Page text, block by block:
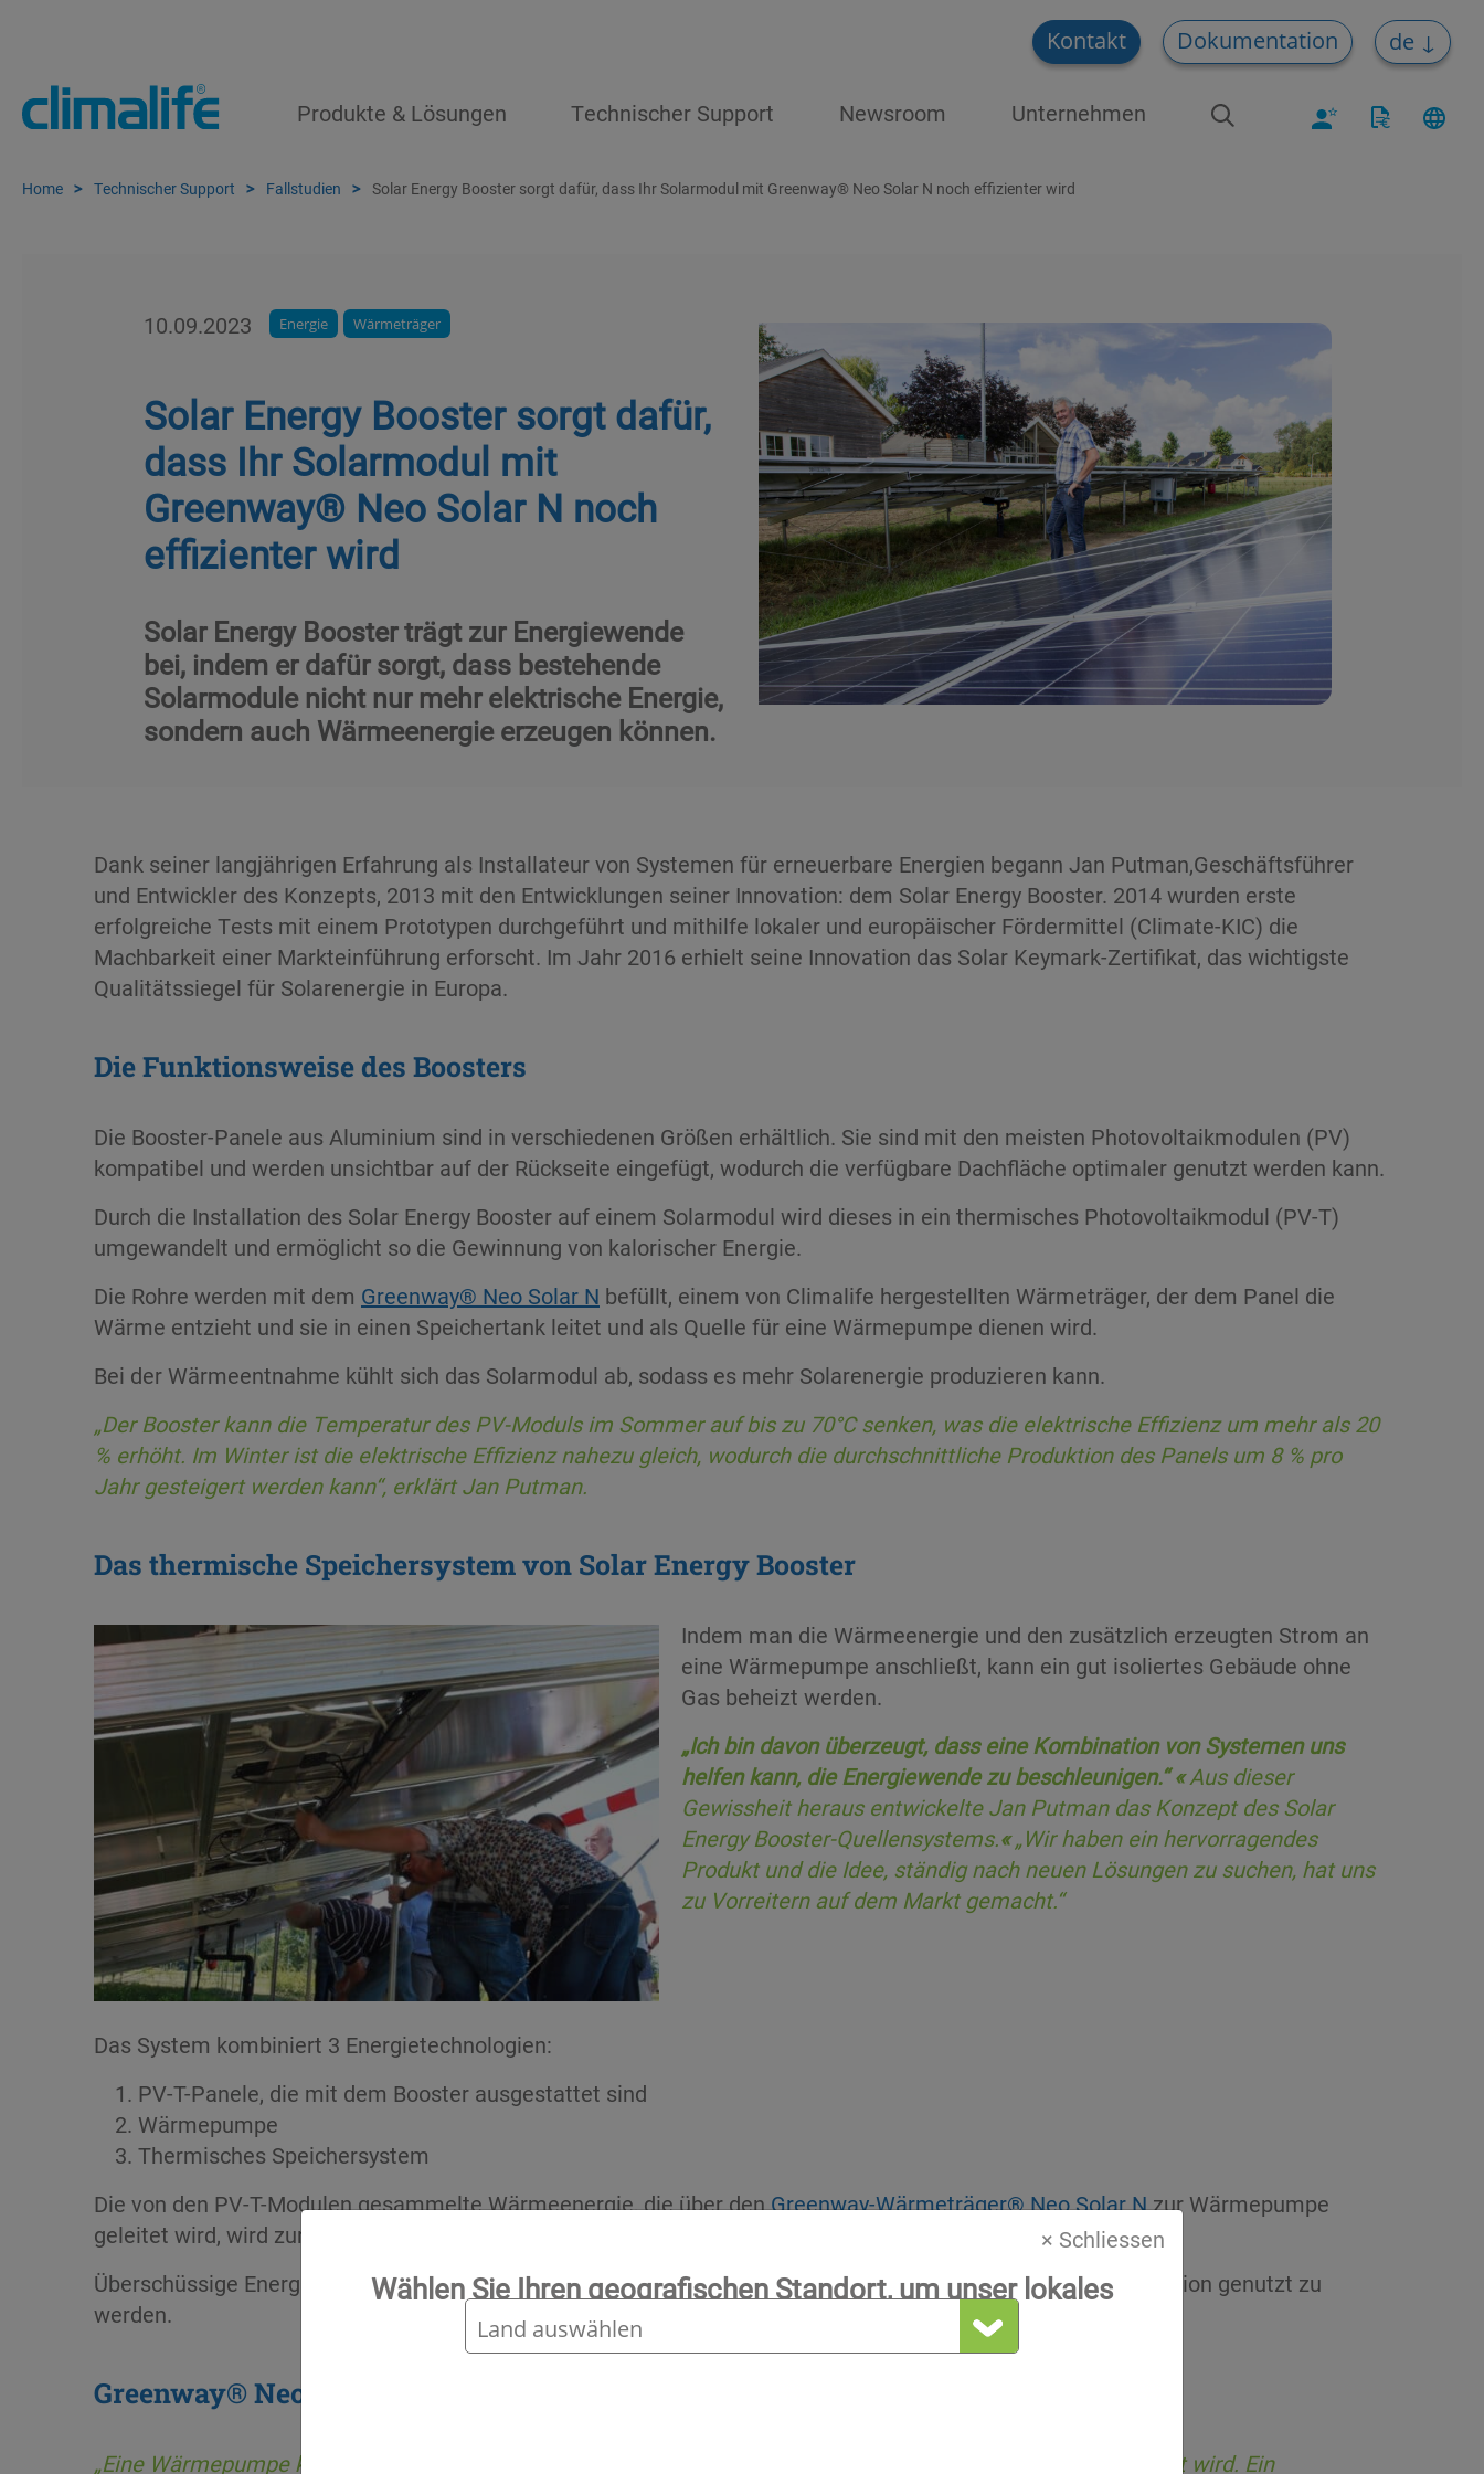
Kontakt Dokumentation de
Produkte & Lösungen Technischer Support Newsroom Unternehmen
Home Technischer Support Fallstudien Solar Energy Booster sorgt dafür, dass Ihr Solarmodul mit Greenway® Neo Solar N noch effizienter wird
× Schliessen
Wählen Sie Ihren geografischen Standort, um unser lokales
Angebot zu sehen
10.09.2023 Energie Wärmeträger
Solar Energy Booster sorgt dafür,
dass Ihr Solarmodul mit
Greenway® Neo Solar N noch
effizienter wird
Solar Energy Booster trägt zur Energiewende
bei, indem er dafür sorgt, dass bestehende
Solarmodule nicht nur mehr elektrische Energie,
sondern auch Wärmeenergie erzeugen können.
Dank seiner langjährigen Erfahrung als Installateur von Systemen für erneuerbare Energien begann Jan Putman,Geschäftsführer
und Entwickler des Konzepts, 2013 mit den Entwicklungen seiner Innovation: dem Solar Energy Booster. 2014 wurden erste
erfolgreiche Tests mit einem Prototypen durchgeführt und mithilfe lokaler und europäischer Fördermittel (Climate-KIC) die
Machbarkeit einer Markteinführung erforscht. Im Jahr 2016 erhielt seine Innovation das Solar Keymark-Zertifikat, das wichtigste
Qualitätssiegel für Solarenergie in Europa.
Die Funktionsweise des Boosters
Die Booster-Panele aus Aluminium sind in verschiedenen Größen erhältlich. Sie sind mit den meisten Photovoltaikmodulen (PV)
kompatibel und werden unsichtbar auf der Rückseite eingefügt, wodurch die verfügbare Dachfläche optimaler genutzt werden kann.
Durch die Installation des Solar Energy Booster auf einem Solarmodul wird dieses in ein thermisches Photovoltaikmodul (PV-T)
umgewandelt und ermöglicht so die Gewinnung von kalorischer Energie.
Die Rohre werden mit dem Greenway® Neo Solar N befüllt, einem von Climalife hergestellten Wärmeträger, der dem Panel die
Wärme entzieht und sie in einen Speichertank leitet und als Quelle für eine Wärmepumpe dienen wird.
Bei der Wärmeentnahme kühlt sich das Solarmodul ab, sodass es mehr Solarenergie produzieren kann.
„Der Booster kann die Temperatur des PV-Moduls im Sommer auf bis zu 70°C senken, was die elektrische Effizienz um mehr als 20
% erhöht. Im Winter ist die elektrische Effizienz nahezu gleich, wodurch die durchschnittliche Produktion des Panels um 8 % pro
Jahr gesteigert werden kann“, erklärt Jan Putman.
Das thermische Speichersystem von Solar Energy Booster
Indem man die Wärmeenergie und den zusätzlich erzeugten Strom an
eine Wärmepumpe anschließt, kann ein gut isoliertes Gebäude ohne
Gas beheizt werden.
„Ich bin davon überzeugt, dass eine Kombination von Systemen uns
helfen kann, die Energiewende zu beschleunigen.“ «Aus dieser
Gewissheit heraus entwickelte Jan Putman das Konzept des Solar
Energy Booster-Quellensystems.«„Wir haben ein hervorragendes
Produkt und die Idee, ständig nach neuen Lösungen zu suchen, hat uns
zu Vorreitern auf dem Markt gemacht.“
Das System kombiniert 3 Energietechnologien:
PV-T-Panele, die mit dem Booster ausgestattet sind
Wärmepumpe
Thermisches Speichersystem
Die von den PV-T-Modulen gesammelte Wärmeenergie, die über denGreenway-Wärmeträger® Neo Solar Nzur Wärmepumpe
geleitet wird, wird zur Erzeugung von Warmwasser und zum Heizen verwendet.
Überschüssige Energie wird an ein thermisches Speichersystem weitergeleitet, um bei unzureichender Produktion genutzt zu
werden.
Greenway® Neo Solar N, der Schlüssel für den gesamten Prozess
„Eine Wärmepumpe kann nur dann richtig funktionieren, wenn sie von der richtigen Quellentemperatur gespeist wird. Ein